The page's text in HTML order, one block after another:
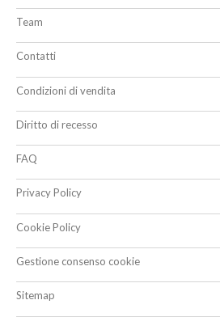
Team
Contatti
Condizioni di vendita
Diritto di recesso
FAQ
Privacy Policy
Cookie Policy
Gestione consenso cookie
Sitemap